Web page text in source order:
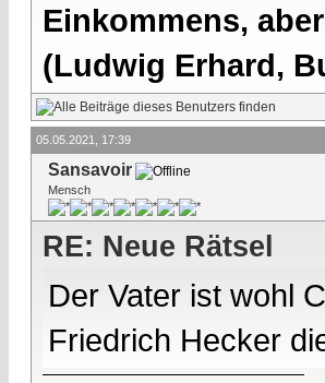
Einkommens,
(Ludwig Erhard,
05.05.2021, 17:39
Sansavoir
Mensch
RE: Neue Rätsel
Der Vater ist wohl
Friedrich Hecker